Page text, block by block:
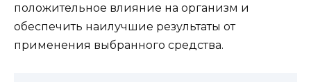
положительное влияние на организм и
обеспечить наилучшие результаты от
применения выбранного средства.